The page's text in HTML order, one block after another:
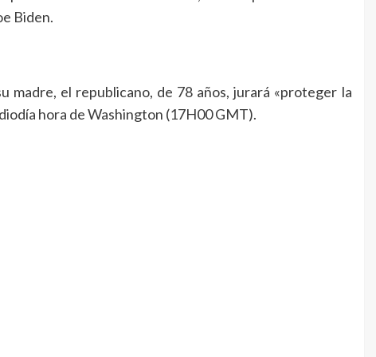
Biden.
madre, el republicano, de 78 años, jurará «proteger la
hora de Washington (17H00 GMT).